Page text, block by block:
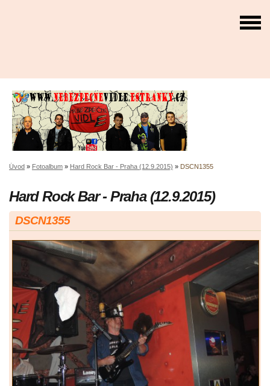
Úvod » Fotoalbum » Hard Rock Bar - Praha (12.9.2015) » DSCN1355
Hard Rock Bar - Praha (12.9.2015)
DSCN1355